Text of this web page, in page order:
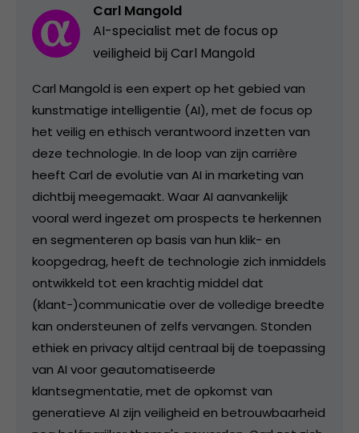
Carl Mangold
AI-specialist met de focus op
veiligheid bij Carl Mangold
Carl Mangold is een expert op het gebied van
kunstmatige intelligentie (AI), met de focus op
het veilig en ethisch verantwoord inzetten van
deze technologie. In de loop van zijn carrière
heeft Carl de evolutie van AI in marketing van
dichtbij meegemaakt. Waar AI aanvankelijk
vooral werd ingezet om prospects te herkennen
en segmenteren op basis van hun klik- en
koopgedrag, heeft de technologie zich inmiddels
ontwikkeld tot een krachtig middel dat
(klant-)communicatie over de volledige breedte
kan ondersteunen of zelfs vervangen. Stonden
ethiek en privacy altijd centraal bij de toepassing
van AI voor geautomatiseerde
klantsegmentatie, met de opkomst van
generatieve AI zijn veiligheid en betrouwbaarheid